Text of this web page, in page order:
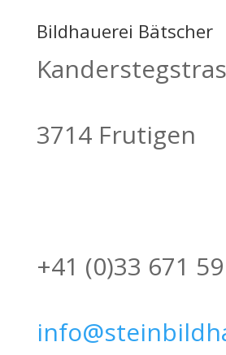
Bildhauerei Bätscher
3714 Frutigen
+41 (0)33 671